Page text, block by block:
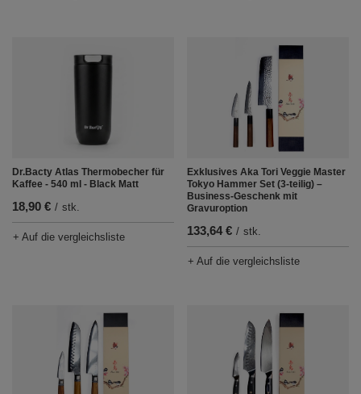
Dr.Bacty Atlas Thermobecher für
Kaffee - 540 ml - Black Matt
18,90 € / stk.
+ Auf die vergleichsliste
Exklusives Aka Tori Veggie Master
Tokyo Hammer Set (3-teilig) –
Business-Geschenk mit
Gravuroption
133,64 € / stk.
+ Auf die vergleichsliste